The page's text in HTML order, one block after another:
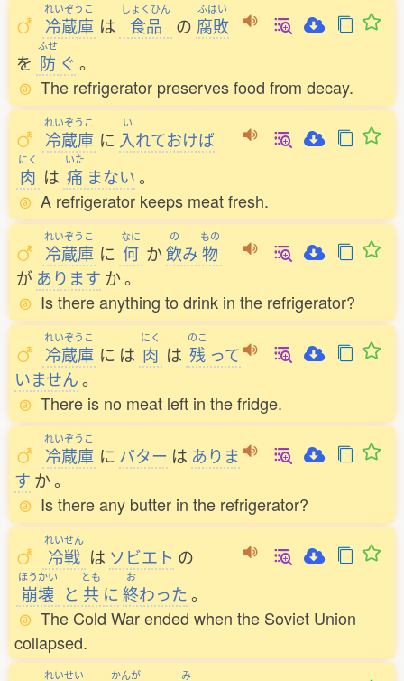
れいぞうこ
冷蔵庫 は
しょくひん
食品 の
ふはい
腐敗
を
ふせ
防 ぐ 。
The refrigerator preserves food from decay.
れいぞうこ
冷蔵庫 に
い
入れておけば
にく
肉 は
いた
痛 まない。
A refrigerator keeps meat fresh.
れいぞうこ
冷蔵庫 に
なに
何 か
の
飲み
もの
物
が あります か。
Is there anything to drink in the refrigerator?
れいぞうこ
冷蔵庫 に は
にく
肉 は
のこ
残 って
いません。
There is no meat left in the fridge.
れいぞうこ
冷蔵庫 に バター は ありま
す か。
Is there any butter in the refrigerator?
れいせん
冷戦 は ソビエト の
ほうかい
崩壊 と
とも
共 に
お
終わった。
The Cold War ended when the Soviet Union
collapsed.
れいせい かんが み